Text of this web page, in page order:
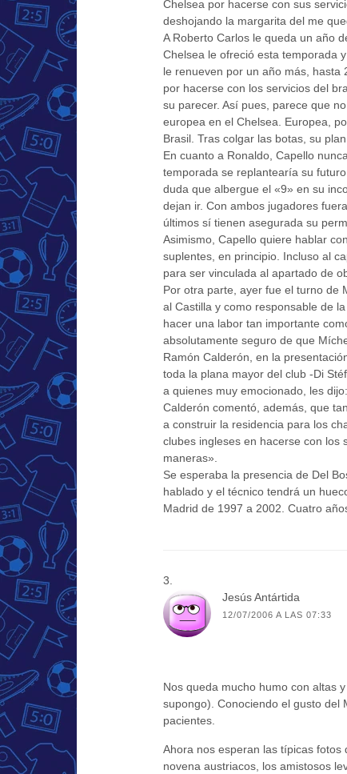
Chelsea por hacerse con sus
deshojando la margarita del me
A Roberto Carlos le queda un año
Chelsea le ofreció esta temporada
le renueven por un año más, hasta
por hacerse con los servicios del
su parecer. Así pues, parece que
europea en el Chelsea. Europea,
Brasil. Tras colgar las botas, su
En cuanto a Ronaldo, Capello
temporada se replantearía su
duda que albergue el «9» en su
dejan ir. Con ambos jugadores
últimos sí tienen asegurada su
Asimismo, Capello quiere hablar
suplentes, en principio. Incluso al
para ser vinculada al apartado de
Por otra parte, ayer fue el turno de
al Castilla y como responsable de
hacer una labor tan importante
absolutamente seguro de que
Ramón Calderón, en la
toda la plana mayor del club -Di
a quienes muy emocionado, les
Calderón comentó, además, que
a construir la residencia para los
clubes ingleses en hacerse con los
maneras».
Se esperaba la presencia de Del
hablado y el técnico tendrá un
Madrid de 1997 a 2002. Cuatro
Jesús Antártida
12/07/2006 A LAS 07:33
Nos queda mucho humo con altas
supongo). Conociendo el gusto del
pacientes.
Ahora nos esperan las típicas fotos
novena austriacos, los amistosos